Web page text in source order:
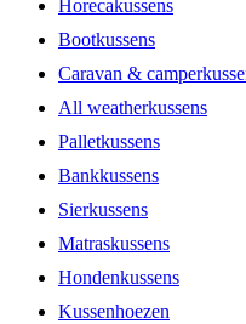
Horecakussens
Bootkussens
Caravan &
All weatherkussens
Palletkussens
Bankkussens
Sierkussens
Matraskussens
Hondenkussens
Kussenhoezen